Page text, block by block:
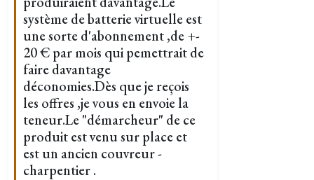
système de batterie virtuelle est
une sorte d'abonnement ,de +-
20 € par mois qui pemettrait de
faire davantage
déconomies.Dès que je reçois
les offres ,je vous en envoie la
teneur.Le "démarcheur" de ce
produit est venu sur place et
est un ancien couvreur -
charpentier .